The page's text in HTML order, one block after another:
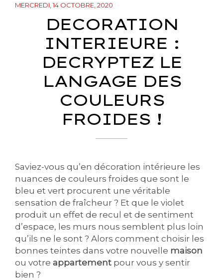
MERCREDI, 14 OCTOBRE, 2020
DECORATION
INTERIEURE :
DECRYPTEZ LE
LANGAGE DES
COULEURS
FROIDES !
Saviez-vous qu’en décoration intérieure les
nuances de couleurs froides que sont le
bleu et vert procurent une véritable
sensation de fraîcheur ? Et que le violet
produit un effet de recul et de sentiment
d’espace, les murs nous semblent plus loin
qu’ils ne le sont ? Alors comment choisir les
bonnes teintes dans votre nouvelle maison
ou votre appartement pour vous y sentir
bien ?